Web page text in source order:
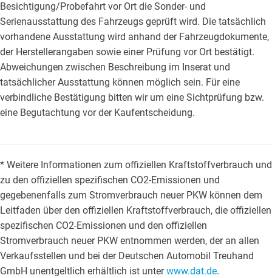
Besichtigung/Probefahrt vor Ort die Sonder- und
Serienausstattung des Fahrzeugs geprüft wird. Die tatsächlich
vorhandene Ausstattung wird anhand der Fahrzeugdokumente,
der Herstellerangaben sowie einer Prüfung vor Ort bestätigt.
Abweichungen zwischen Beschreibung im Inserat und
tatsächlicher Ausstattung können möglich sein. Für eine
verbindliche Bestätigung bitten wir um eine Sichtprüfung bzw.
eine Begutachtung vor der Kaufentscheidung.
* Weitere Informationen zum offiziellen Kraftstoffverbrauch und
zu den offiziellen spezifischen CO2-Emissionen und
gegebenenfalls zum Stromverbrauch neuer PKW können dem
Leitfaden über den offiziellen Kraftstoffverbrauch, die offiziellen
spezifischen CO2-Emissionen und den offiziellen
Stromverbrauch neuer PKW entnommen werden, der an allen
Verkaufsstellen und bei der Deutschen Automobil Treuhand
GmbH unentgeltlich erhältlich ist unterwww.dat.de.